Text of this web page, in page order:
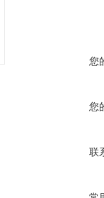
您
您
联